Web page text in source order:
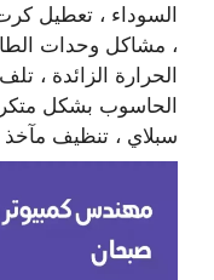
السوداء ، تعطيل
، مشاكل وحدات
الحرارة الزائدة ،
الحاسوب بشكل متكرر
سبلاي ، تنظيف